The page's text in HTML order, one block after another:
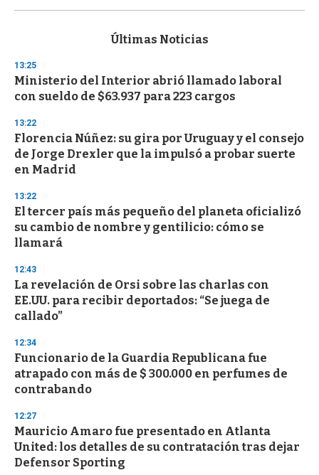
s
d
s
o
f
3
s
e
c
o
d
s
Últimas Noticias
13:25
Ministerio del Interior abrió llamado laboral
con sueldo de $63.937 para 223 cargos
13:22
Florencia Núñez: su gira por Uruguay y el consejo
de Jorge Drexler que la impulsó a probar suerte
en Madrid
13:22
El tercer país más pequeño del planeta oficializó
su cambio de nombre y gentilicio: cómo se
llamará
12:43
La revelación de Orsi sobre las charlas con
EE.UU. para recibir deportados: “Se juega de
callado”
12:34
Funcionario de la Guardia Republicana fue
atrapado con más de $ 300.000 en perfumes de
contrabando
12:27
Mauricio Amaro fue presentado en Atlanta
United: los detalles de su contratación tras dejar
Defensor Sporting